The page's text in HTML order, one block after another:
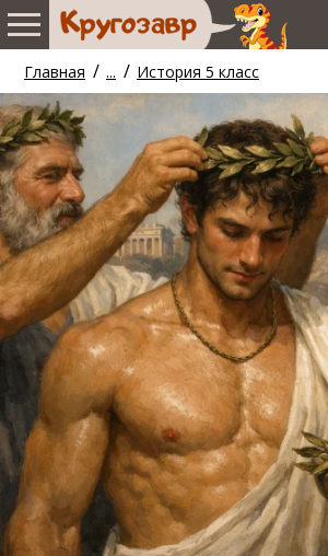
Главная / ... / История 5 класс